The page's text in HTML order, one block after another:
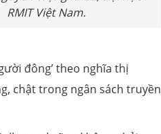
RMIT Việt Nam.
đông’ theo nghĩa thị
chật trong ngân sách truyền